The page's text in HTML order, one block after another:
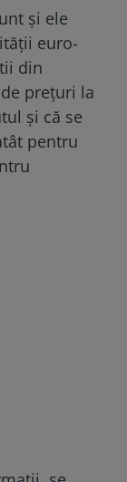
și ele
euro-
din
prețuri la
și că se
pentru